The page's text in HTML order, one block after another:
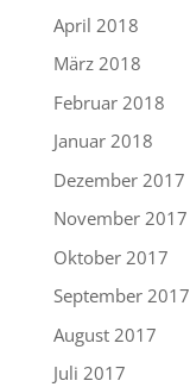
April 2018
März 2018
Februar 2018
Januar 2018
Dezember 2017
November 2017
Oktober 2017
September 2017
August 2017
Juli 2017